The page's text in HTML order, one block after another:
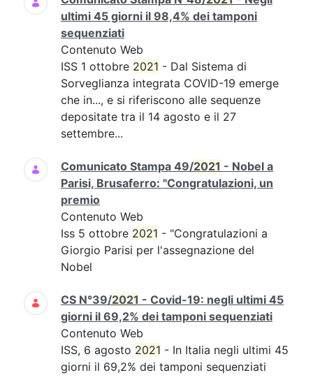
ultimi 45 giorni il 98,4% dei tamponi
sequenziati
Contenuto Web
ISS 1 ottobre 2021 - Dal Sistema di
Sorveglianza integrata COVID-19 emerge
che in..., e si riferiscono alle sequenze
depositate tra il 14 agosto e il 27
settembre...
Comunicato Stampa 49/2021 - Nobel a
Parisi, Brusaferro: "Congratulazioni, un
premio
Contenuto Web
Iss 5 ottobre 2021 - "Congratulazioni a
Giorgio Parisi per l'assegnazione del
Nobel
CS N°39/2021 - Covid-19: negli ultimi 45
giorni il 69,2% dei tamponi sequenziati
Contenuto Web
ISS, 6 agosto 2021 - In Italia negli ultimi 45
giorni il 69,2% dei tamponi sequenziati